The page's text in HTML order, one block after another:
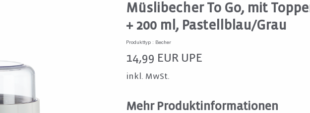
Müslibecher To Go, mit
+ 200 ml, Pastellblau/Grau
Produkttyp : Becher
14,99 EUR UPE
inkl. MwSt.
Mehr Produktinformationen